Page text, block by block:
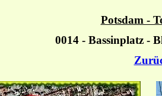
Potsdam -
0014 - Bassinplatz -